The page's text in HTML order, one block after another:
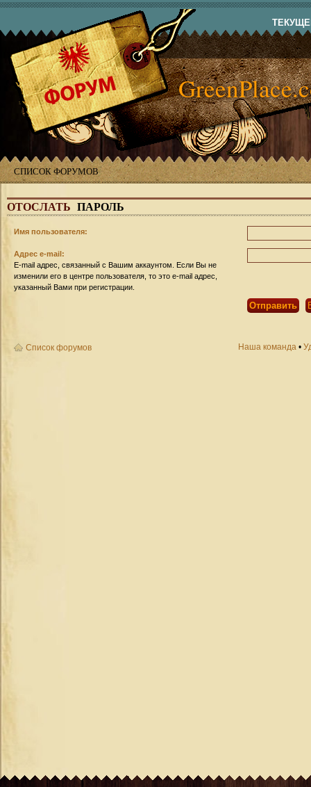
СПИСОК ФОРУМОВ
ОТОСЛАТЬ ПАРОЛЬ
Имя пользователя:
Адрес e-mail:
E-mail адрес, связанный с Вашим аккаунтом. Если Вы не
изменили его в центре пользователя, то это e-mail адрес,
указанный Вами при регистрации.
Список форумов Наша команда •